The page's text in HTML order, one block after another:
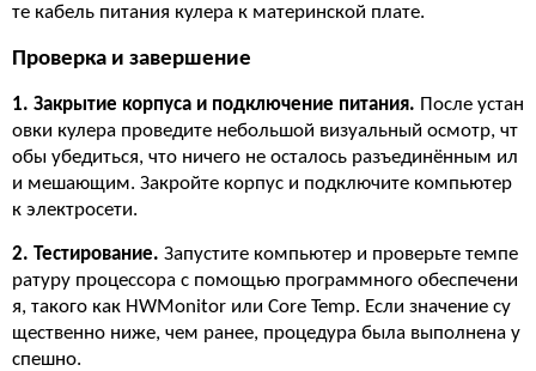
те кабель питания кулера к материнской плате.
Проверка и завершение
1. Закрытие корпуса и подключение питания. После устан
овки кулера проведите небольшой визуальный осмотр, чт
обы убедиться, что ничего не осталось разъединённым ил
и мешающим. Закройте корпус и подключите компьютер
к электросети.
2. Тестирование. Запустите компьютер и проверьте темпе
ратуру процессора с помощью программного обеспечени
я, такого как HWMonitor или Core Temp. Если значение су
щественно ниже, чем ранее, процедура была выполнена у
спешно.